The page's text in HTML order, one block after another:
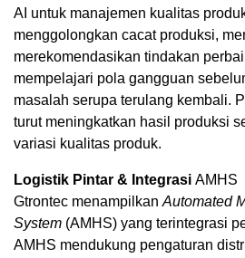
AI untuk manajemen kualitas
menggolongkan cacat produksi,
merekomendasikan tindakan
mempelajari pola gangguan
masalah serupa terulang kembali.
turut meningkatkan hasil produksi
variasi kualitas produk.
Logistik Pintar & Integrasi AMHS
Gtrontec menampilkan Automated
System (AMHS) yang terintegrasi
AMHS mendukung pengaturan